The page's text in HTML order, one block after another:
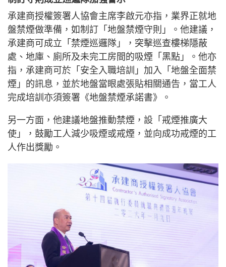
承建商授權簽署人協會主席李啟元亦指，業界正就地
盤禁煙做準備，如制訂「地盤禁煙守則」。他建議，
承建商可成立「禁煙巡邏隊」，突擊巡查樓梯隱蔽
處、地庫、廁所及未完工房間的吸煙「黑點」。他亦
指，承建商可於「安全入職培訓」加入「地盤全面禁
煙」的訊息，並於地盤當眼處張貼相關通告，當工人
完成培訓亦須簽署《地盤禁煙承諾書》。
另一方面，他建議地盤推動禁煙，設「戒煙推廣大
使」，鼓勵工人減少吸煙或戒煙，並向成功戒煙的工
人作出獎勵。